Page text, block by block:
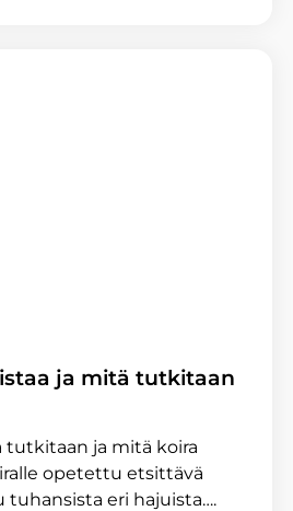
ja mitä tutkitaan
tutkitaan ja mitä koira
opetettu etsittävä
tuhansista eri hajuista….